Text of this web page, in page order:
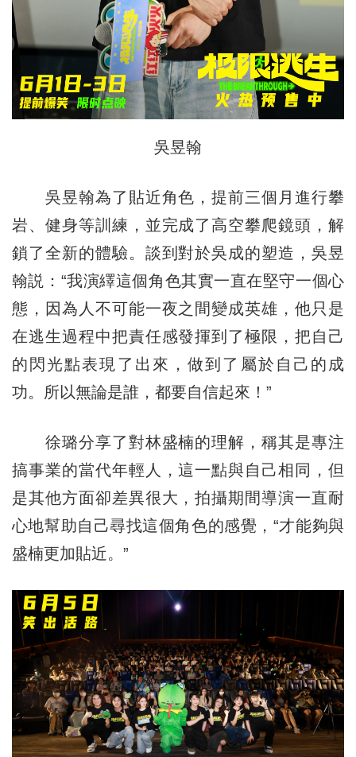
吳昱翰
吳昱翰為了貼近角色，提前三個月進行攀
岩、健身等訓練，並完成了高空攀爬鏡頭，解
鎖了全新的體驗。談到對於吳成的塑造，吳昱
翰説：“我演繹這個角色其實一直在堅守一個心
態，因為人不可能一夜之間變成英雄，他只是
在逃生過程中把責任感發揮到了極限，把自己
的閃光點表現了出來，做到了屬於自己的成
功。所以無論是誰，都要自信起來！”
徐璐分享了對林盛楠的理解，稱其是專注
搞事業的當代年輕人，這一點與自己相同，但
是其他方面卻差異很大，拍攝期間導演一直耐
心地幫助自己尋找這個角色的感覺，“才能夠與
盛楠更加貼近。”